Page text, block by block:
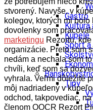
Gastro
Kultúra
Kúpele
Šport a
Tipy
stvorený. Navyše, v
kolegov, ktorých mi
dovolenky som
marketingu Rezortu,
organizácie. Preto som
nedám a nechala som
chvíli, keď som sa
vyhrala. Veľmi dôležité
môj nadriadený v
odchod, takpovediac,
členom OOCR Rezort